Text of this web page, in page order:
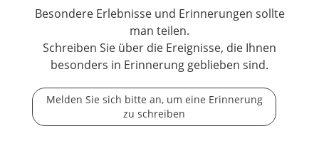
Besondere Erlebnisse und Erinnerungen sollte
man teilen.
Schreiben Sie über die Ereignisse, die Ihnen
besonders in Erinnerung geblieben sind.
Melden Sie sich bitte an, um eine Erinnerung
zu schreiben